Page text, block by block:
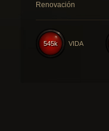
Renovación
545k VIDA